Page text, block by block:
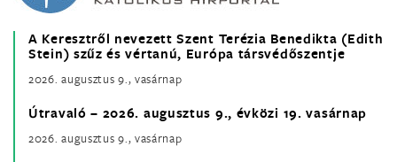
A Keresztről nevezett Szent Terézia Benedikta (Edith
Stein) szűz és vértanú, Európa társvédőszentje
2026. augusztus 9., vasárnap
Útravaló – 2026. augusztus 9., évközi 19. vasárnap
2026. augusztus 9., vasárnap